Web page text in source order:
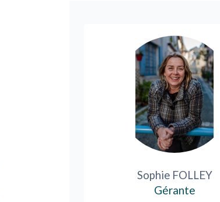
Sophie FOLLEY
Gérante